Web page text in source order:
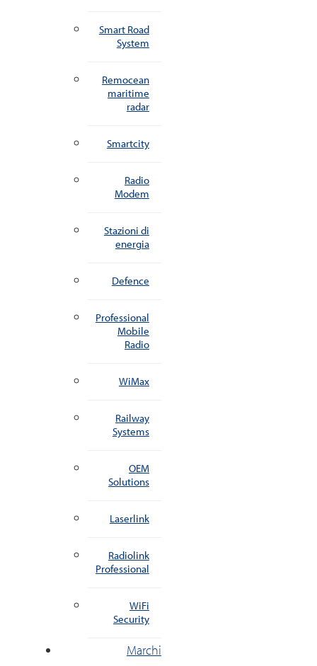
Smart Road
System
Remocean
maritime
radar
Smartcity
Radio
Modem
Stazioni di
energia
Defence
Professional
Mobile
Radio
WiMax
Railway
Systems
OEM
Solutions
Laserlink
Radiolink
Professional
WiFi
Security
Marchi